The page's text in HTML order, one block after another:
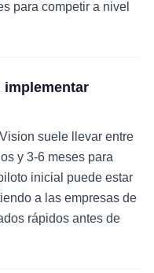
para competir a nivel
implementar
suele llevar entre
y 3-6 meses para
inicial puede estar
a las empresas de
rápidos antes de